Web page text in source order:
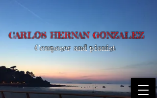
CARLOS HERNAN GONZALEZ
Composer and pianist